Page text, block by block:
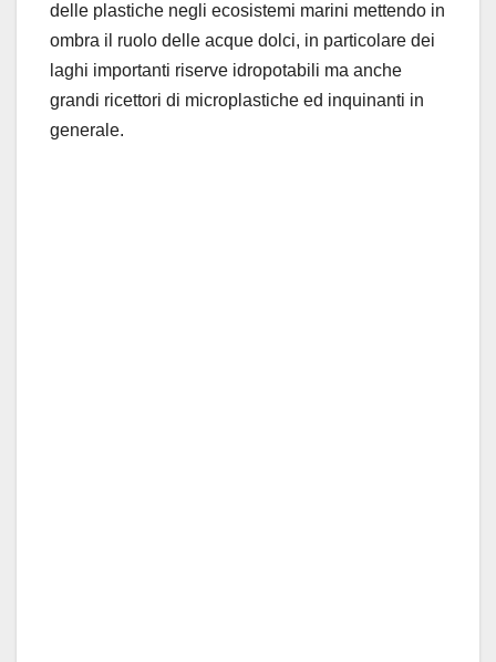
delle plastiche negli ecosistemi marini mettendo in
ombra il ruolo delle acque dolci, in particolare dei
laghi importanti riserve idropotabili ma anche
grandi ricettori di microplastiche ed inquinanti in
generale.